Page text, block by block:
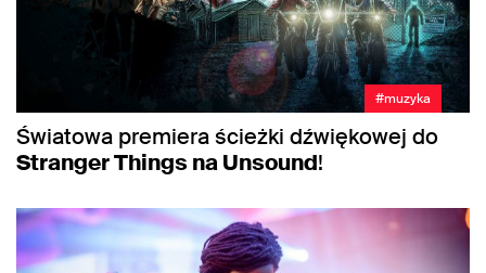
#muzyka
Światowa premiera ścieżki dźwiękowej do
Stranger Things na Unsound!